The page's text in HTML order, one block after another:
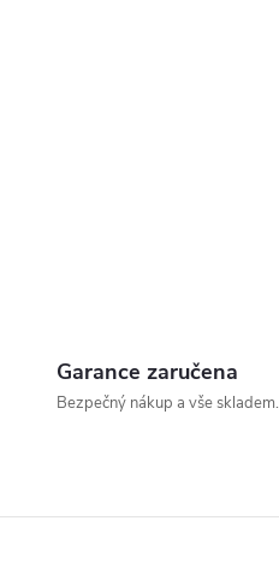
Garance zaručena
Bezpečný nákup a vše skladem.